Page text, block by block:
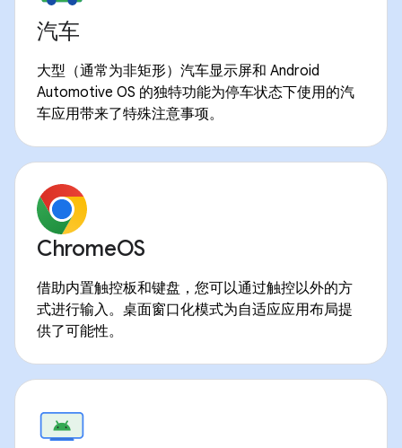
汽车
大型（通常为非矩形）汽车显示屏和 Android
Automotive OS 的独特功能为停车状态下使用的汽
车应用带来了特殊注意事项。
ChromeOS
借助内置触控板和键盘，您可以通过触控以外的方
式进行输入。桌面窗口化模式为自适应应用布局提
供了可能性。